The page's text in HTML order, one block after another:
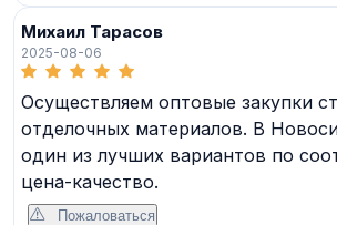
Михаил Тарасов
2025-08-06
Осуществляем оптовые закупки
отделочных материалов. В
один из лучших вариантов по
цена-качество.
Пожаловаться